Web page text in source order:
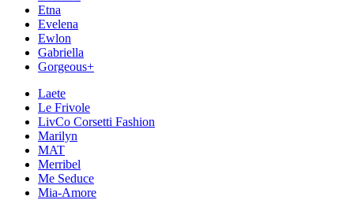
Etna
Evelena
Ewlon
Gabriella
Gorgeous+
Laete
Le Frivole
LivCo Corsetti Fashion
Marilyn
MAT
Merribel
Me Seduce
Mia-Amore